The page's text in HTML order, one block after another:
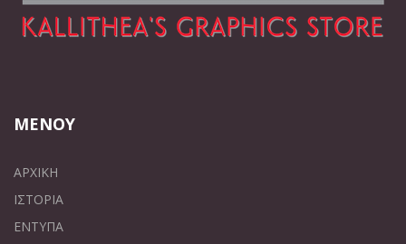
ΜΕΝΟΥ
ΑΡΧΙΚΗ
ΙΣΤΟΡΙΑ
ΕΝΤΥΠΑ